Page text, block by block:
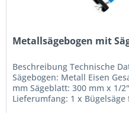
Metallsägebogen mit
Beschreibung Technische
Sägebogen: Metall Eisen
mm Sägeblatt: 300 mm x 1/
Lieferumfang: 1 x